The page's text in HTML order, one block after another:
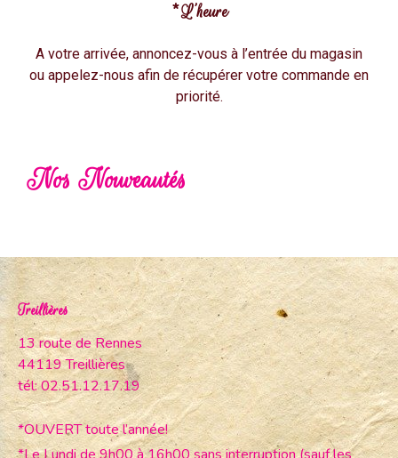
*L’heure
A votre arrivée, annoncez-vous à l’entrée du magasin
ou appelez-nous afin de récupérer votre commande en
priorité.
Nos Nouveautés
Treillières
13 route de Rennes
44119 Treillières
tél: 02.51.12.17.19
*OUVERT toute l’année!